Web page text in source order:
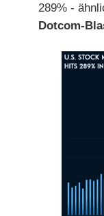
289% -
Dotcom-